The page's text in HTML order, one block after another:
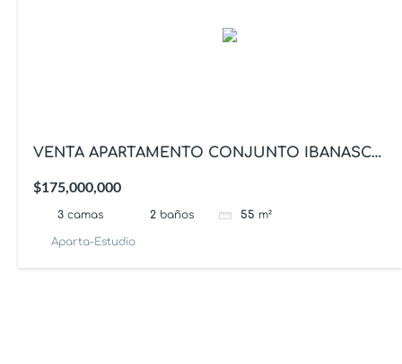
VENTA APARTAMENTO CONJUNTO IBANASCA
$175,000,000
3 camas 2 baños 55 m²
Aparta-Estudio